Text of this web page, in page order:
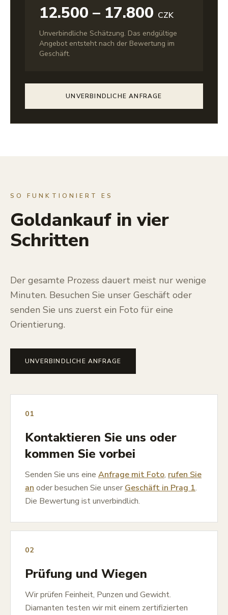
12.500 – 17.800 CZK
Unverbindliche Schätzung. Das endgültige
Angebot entsteht nach der Bewertung im
Geschäft.
UNVERBINDLICHE ANFRAGE
SO FUNKTIONIERT ES
Goldankauf in vier
Schritten
Der gesamte Prozess dauert meist nur wenige
Minuten. Besuchen Sie unser Geschäft oder
senden Sie uns zuerst ein Foto für eine
Orientierung.
UNVERBINDLICHE ANFRAGE
01
Kontaktieren Sie uns oder
kommen Sie vorbei
Senden Sie uns eine Anfrage mit Foto, rufen Sie
an oder besuchen Sie unser Geschäft in Prag 1.
Die Bewertung ist unverbindlich.
02
Prüfung und Wiegen
Wir prüfen Feinheit, Punzen und Gewicht.
Diamanten testen wir mit einem zertifizierten